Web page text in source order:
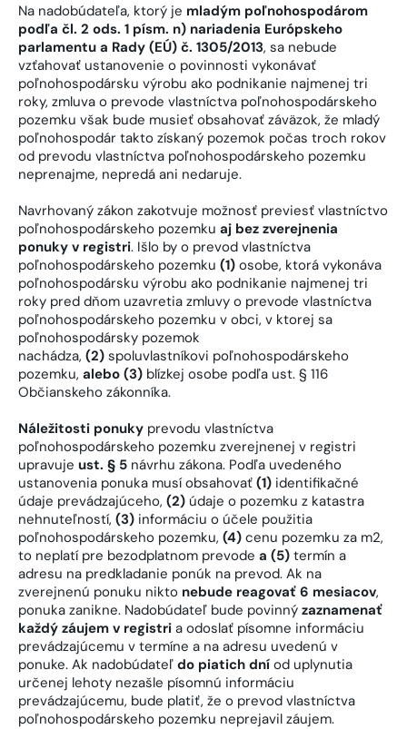
Na nadobúdateľa, ktorý je mladým poľnohospodárom
podľa čl. 2 ods. 1 písm. n) nariadenia Európskeho
parlamentu a Rady (EÚ) č. 1305/2013, sa nebude
vzťahovať ustanovenie o povinnosti vykonávať
poľnohospodársku výrobu ako podnikanie najmenej tri
roky, zmluva o prevode vlastníctva poľnohospodárskeho
pozemku však bude musieť obsahovať záväzok, že mladý
poľnohospodár takto získaný pozemok počas troch rokov
od prevodu vlastníctva poľnohospodárskeho pozemku
neprenajme, nepredá ani nedaruje.
Navrhovaný zákon zakotvuje možnosť previesť vlastníctvo
poľnohospodárskeho pozemku aj bez zverejnenia
ponuky v registri. Išlo by o prevod vlastníctva
poľnohospodárskeho pozemku (1) osobe, ktorá vykonáva
poľnohospodársku výrobu ako podnikanie najmenej tri
roky pred dňom uzavretia zmluvy o prevode vlastníctva
poľnohospodárskeho pozemku v obci, v ktorej sa
poľnohospodársky pozemok
nachádza, (2) spoluvlastníkovi poľnohospodárskeho
pozemku, alebo (3) blízkej osobe podľa ust. § 116
Občianskeho zákonníka.
Náležitosti ponuky prevodu vlastníctva
poľnohospodárskeho pozemku zverejnenej v registri
upravuje ust. § 5 návrhu zákona. Podľa uvedeného
ustanovenia ponuka musí obsahovať (1) identifikačné
údaje prevádzajúceho, (2) údaje o pozemku z katastra
nehnuteľností, (3) informáciu o účele použitia
poľnohospodárskeho pozemku, (4) cenu pozemku za m2,
to neplatí pre bezodplatnom prevode a (5) termín a
adresu na predkladanie ponúk na prevod. Ak na
zverejnenú ponuku nikto nebude reagovať 6 mesiacov,
ponuka zanikne. Nadobúdateľ bude povinný zaznamenať
každý záujem v registri a odoslať písomne informáciu
prevádzajúcemu v termíne a na adresu uvedenú v
ponuke. Ak nadobúdateľ do piatich dní od uplynutia
určenej lehoty nezašle písomnú informáciu
prevádzajúcemu, bude platiť, že o prevod vlastníctva
poľnohospodárskeho pozemku neprejavil záujem.